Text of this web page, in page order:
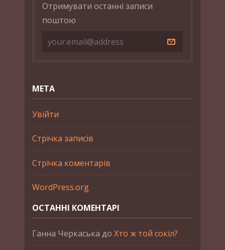
Отримувати останні записи
поштою
МЕТА
Увійти
Стрічка записів
Стрічка коментарів
WordPress.org
ОСТАННІ КОМЕНТАРІ
Ганна Черкаська до Хто ж той сокіл?